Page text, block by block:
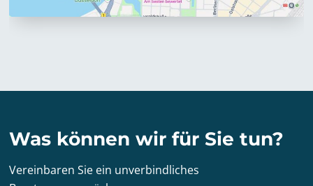
Was können wir für Sie tun?
Vereinbaren Sie ein unverbindliches